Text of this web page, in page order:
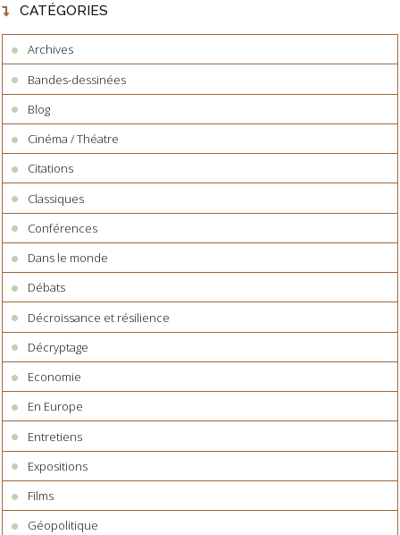
CATÉGORIES
Archives
Bandes-dessinées
Blog
Cinéma / Théatre
Citations
Classiques
Conférences
Dans le monde
Débats
Décroissance et résilience
Décryptage
Economie
En Europe
Entretiens
Expositions
Films
Géopolitique